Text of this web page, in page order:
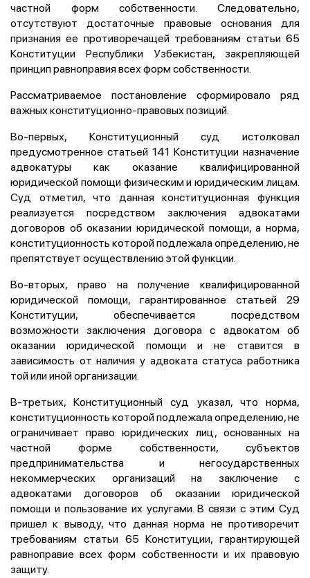
частной форм собственности. Следовательно,
отсутствуют достаточные правовые основания для
признания ее противоречащей требованиям статьи 65
Конституции Республики Узбекистан, закрепляющей
принцип равноправия всех форм собственности.
Рассматриваемое постановление сформировало ряд
важных конституционно-правовых позиций.
Во-первых, Конституционный суд истолковал
предусмотренное статьей 141 Конституции назначение
адвокатуры как оказание квалифицированной
юридической помощи физическим и юридическим лицам.
Суд отметил, что данная конституционная функция
реализуется посредством заключения адвокатами
договоров об оказании юридической помощи, а норма,
конституционность которой подлежала определению, не
препятствует осуществлению этой функции.
Во-вторых, право на получение квалифицированной
юридической помощи, гарантированное статьей 29
Конституции, обеспечивается посредством
возможности заключения договора с адвокатом об
оказании юридической помощи и не ставится в
зависимость от наличия у адвоката статуса работника
той или иной организации.
В-третьих, Конституционный суд указал, что норма,
конституционность которой подлежала определению, не
ограничивает право юридических лиц, основанных на
частной форме собственности, субъектов
предпринимательства и негосударственных
некоммерческих организаций на заключение с
адвокатами договоров об оказании юридической
помощи и пользование их услугами. В связи с этим Суд
пришел к выводу, что данная норма не противоречит
требованиям статьи 65 Конституции, гарантирующей
равноправие всех форм собственности и их правовую
защиту.